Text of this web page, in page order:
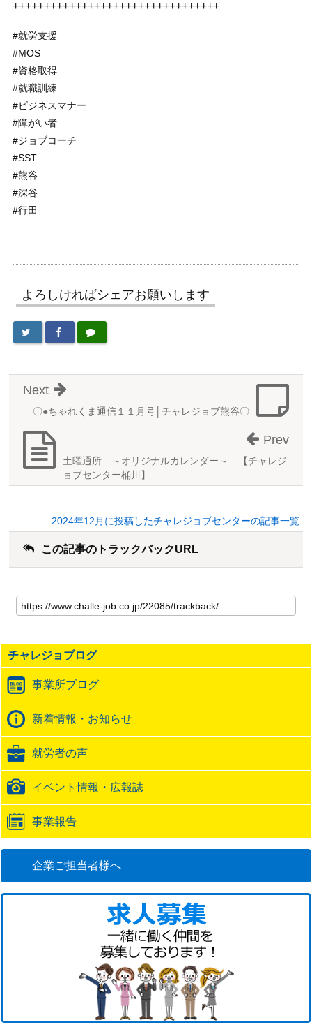
+++++++++++++++++++++++++++++++++
#就労支援
#MOS
#資格取得
#就職訓練
#ビジネスマナー
#障がい者
#ジョブコーチ
#SST
#熊谷
#深谷
#行田
よろしければシェアお願いします
〇●ちゃれくま通信１１月号│チャレジョブ熊谷〇
Next
土曜通所 ～オリジナルカレンダー～ 【チャレジ
ョブセンター桶川】
Prev
2024年12月に投稿したチャレジョブセンターの記事一覧
この記事のトラックバックURL
の
記
の
ト
ッ
ク
バ
ッ
ク
URL
チャレジョブログ
事業所ブログ
新着情報・お知らせ
就労者の声
イベント情報・広報誌
事業報告
企業ご担当者様へ